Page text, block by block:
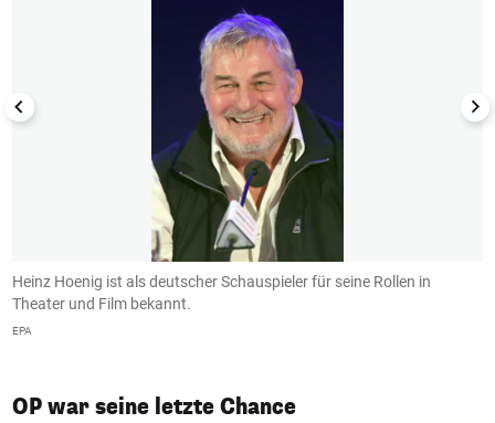
Heinz Hoenig ist als deutscher Schauspieler für seine Rollen in
Theater und Film bekannt.
EPA
OP war seine letzte Chance